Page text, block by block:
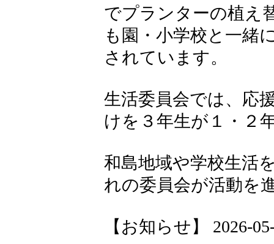
でプランターの植え
も園・小学校と一緒
されています。
生活委員会では、応
けを３年生が１・２
和島地域や学校生活
れの委員会が活動を
【お知らせ】 2026-